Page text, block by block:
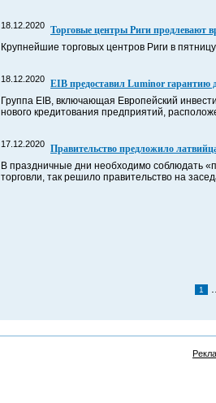
18.12.2020 Торговые центры Риги продлевают
Крупнейшие торговых центров Риги в
18.12.2020 EIB предоставил Luminor гарантию
Группа EIB, включающая Европейский
нового кредитования предприятий,
17.12.2020 Правительство предложило
В праздничные дни необходимо соблюдать
торговли, так решило правительство на
1